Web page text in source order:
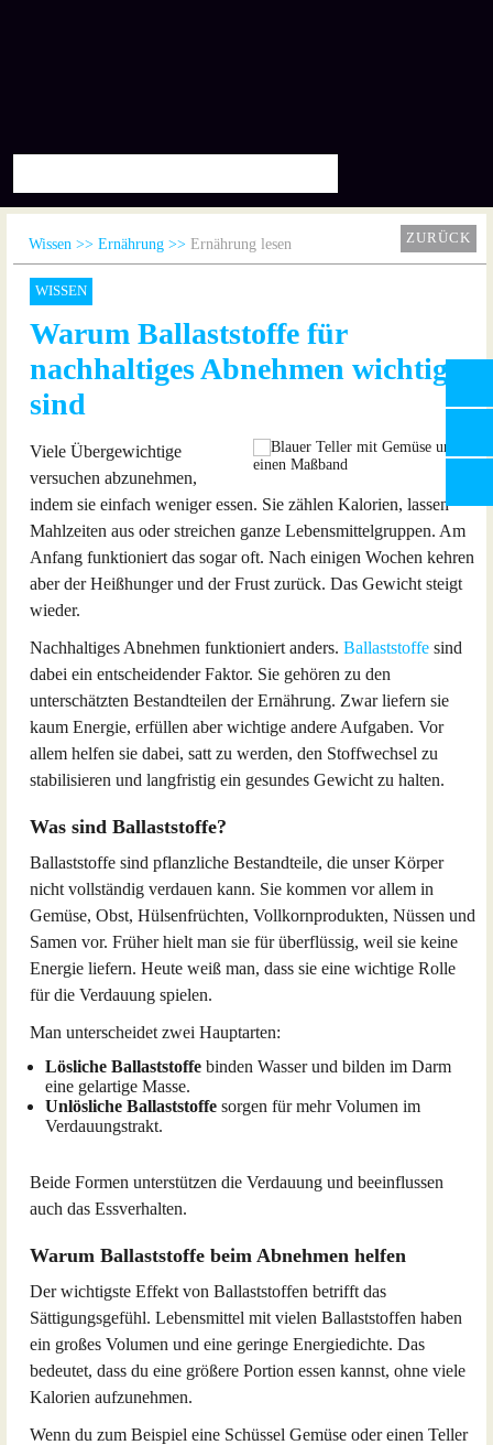
ZURÜCK
Wissen Ernährung Ernährung lesen
WISSEN
Warum Ballaststoffe für
nachhaltiges Abnehmen wichtig
sind
Viele Übergewichtige
versuchen abzunehmen,
indem sie einfach weniger essen. Sie zählen Kalorien, lassen
Mahlzeiten aus oder streichen ganze Lebensmittelgruppen. Am
Anfang funktioniert das sogar oft. Nach einigen Wochen kehren
aber der Heißhunger und der Frust zurück. Das Gewicht steigt
wieder.
Nachhaltiges Abnehmen funktioniert anders. Ballaststoffe sind
dabei ein entscheidender Faktor. Sie gehören zu den
unterschätzten Bestandteilen der Ernährung. Zwar liefern sie
kaum Energie, erfüllen aber wichtige andere Aufgaben. Vor
allem helfen sie dabei, satt zu werden, den Stoffwechsel zu
stabilisieren und langfristig ein gesundes Gewicht zu halten.
Was sind Ballaststoffe?
Ballaststoffe sind pflanzliche Bestandteile, die unser Körper
nicht vollständig verdauen kann. Sie kommen vor allem in
Gemüse, Obst, Hülsenfrüchten, Vollkornprodukten, Nüssen und
Samen vor. Früher hielt man sie für überflüssig, weil sie keine
Energie liefern. Heute weiß man, dass sie eine wichtige Rolle
für die Verdauung spielen.
Man unterscheidet zwei Hauptarten:
Lösliche Ballaststoffe binden Wasser und bilden im Darm
eine gelartige Masse.
Unlösliche Ballaststoffe sorgen für mehr Volumen im
Verdauungstrakt.
Beide Formen unterstützen die Verdauung und beeinflussen
auch das Essverhalten.
Warum Ballaststoffe beim Abnehmen helfen
Der wichtigste Effekt von Ballaststoffen betrifft das
Sättigungsgefühl. Lebensmittel mit vielen Ballaststoffen haben
ein großes Volumen und eine geringe Energiedichte. Das
bedeutet, dass du eine größere Portion essen kannst, ohne viele
Kalorien aufzunehmen.
Wenn du zum Beispiel eine Schüssel Gemüse oder einen Teller